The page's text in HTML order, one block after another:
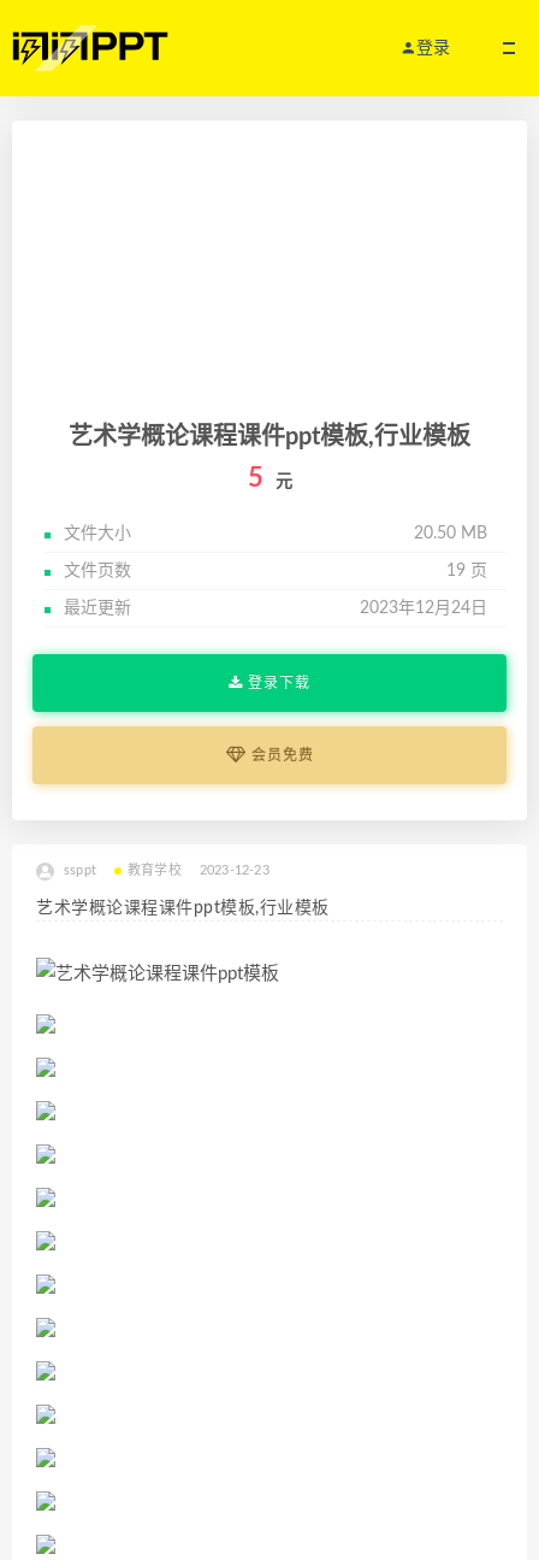
登录
艺术学概论课程课件ppt模板,行业模板
5 元
文件大小 20.50 MB
文件页数 19 页
最近更新 2023年12月24日
登录下载
会员免费
ssppt 教育学校 2023-12-23
艺术学概论课程课件ppt模板,行业模板